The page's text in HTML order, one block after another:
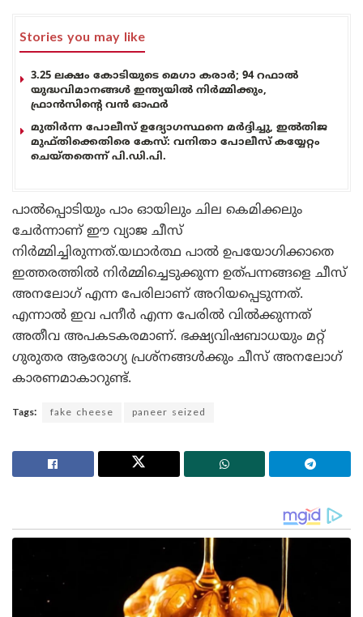
Stories you may like
3.25 ലക്ഷം കോടിയുടെ മെഗാ കരാർ; 94 റഫാൽ
യുദ്ധവിമാനങ്ങൾ ഇന്ത്യയിൽ നിർമ്മിക്കും,
ഫ്രാൻസിന്റെ വൻ ഓഫർ
മുതിർന്ന പോലീസ് ഉദ്യോഗസ്ഥനെ മർദ്ദിച്ചു, ഇൽതിജ
മുഫ്തിക്കെതിരെ കേസ്: വനിതാ പോലീസ് കയ്യേറ്റം
ചെയ്തതെന്ന് പി.ഡി.പി.
പാൽപ്പൊടിയും പാം ഓയിലും ചില കെമിക്കലും
ചേർന്നാണ് ഈ വ്യാജ ചീസ്
നിർമ്മിച്ചിരുന്നത്.യഥാർത്ഥ പാൽ ഉപയോഗിക്കാതെ
ഇത്തരത്തിൽ നിർമ്മിച്ചെടുക്കുന്ന ഉത്പന്നങ്ങളെ ചീസ്
അനലോഗ് എന്ന പേരിലാണ് അറിയപ്പെടുന്നത്.
എന്നാൽ ഇവ പനീർ എന്ന പേരിൽ വിൽക്കുന്നത്
അതീവ അപകടകരമാണ്. ഭക്ഷ്യവിഷബാധയും മറ്റ്
ഗുരുതര ആരോഗ്യ പ്രശ്‌നങ്ങൾക്കും ചീസ് അനലോഗ്
കാരണമാകാറുണ്ട്.
Tags: fake cheese paneer seized